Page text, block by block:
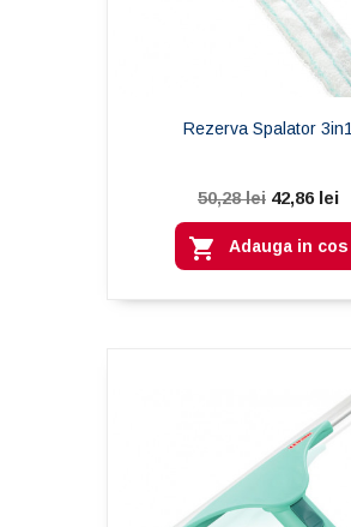
Rezerva Spalator 3in1
50,28 lei 42,86 lei
 Adauga in cos